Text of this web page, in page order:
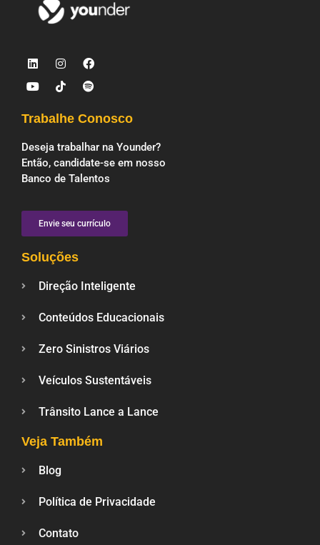
Trabalhe Conosco
Deseja trabalhar na Younder?
Então, candidate-se em nosso
Banco de Talentos
Envie seu currículo
Soluções
Direção Inteligente
Conteúdos Educacionais
Zero Sinistros Viários
Veículos Sustentáveis
Trânsito Lance a Lance
Veja Também
Blog
Política de Privacidade
Contato